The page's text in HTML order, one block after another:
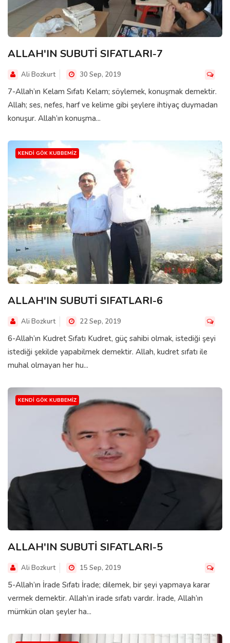
ALLAH'IN SUBUTİ SIFATLARI-7
Ali Bozkurt 30 Sep, 2019
7-Allah’ın Kelam Sıfatı Kelam; söylemek, konuşmak demektir.
Allah; ses, nefes, harf ve kelime gibi şeylere ihtiyaç duymadan
konuşur. Allah’ın konuşma...
KENDI GÖK KUBBEMIZ
ALLAH'IN SUBUTİ SIFATLARI-6
Ali Bozkurt 22 Sep, 2019
6-Allah’ın Kudret Sıfatı Kudret, güç sahibi olmak, istediği şeyi
istediği şekilde yapabilmek demektir. Allah, kudret sıfatı ile
muhal olmayan her hu...
KENDI GÖK KUBBEMIZ
ALLAH'IN SUBUTİ SIFATLARI-5
Ali Bozkurt 15 Sep, 2019
5-Allah’ın İrade Sıfatı İrade; dilemek, bir şeyi yapmaya karar
vermek demektir. Allah’ın irade sıfatı vardır. İrade, Allah’ın
mümkün olan şeyler ha...